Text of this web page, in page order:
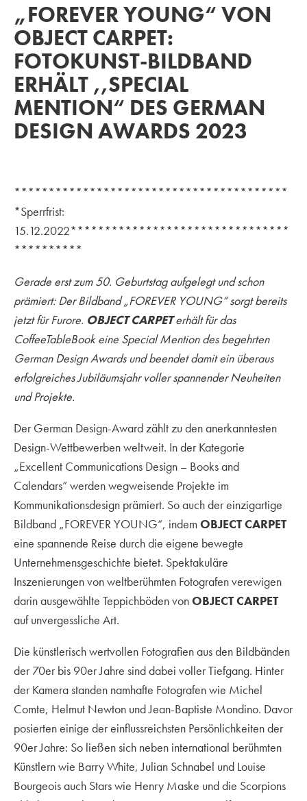
„FOREVER YOUNG“ VON
OBJECT CARPET:
FOTOKUNST-BILDBAND
ERHÄLT ,,SPECIAL
MENTION“ DES GERMAN
DESIGN AWARDS 2023
****************************************
*Sperrfrist:
15.12.2022********************************
**********
Gerade erst zum 50. Geburtstag aufgelegt und schon
prämiert: Der Bildband „FOREVER YOUNG“ sorgt bereits
jetzt für Furore. OBJECT CARPETerhält für das
CoffeeTableBook eine Special Mention des begehrten
German Design Awards und beendet damit ein überaus
erfolgreiches Jubiläumsjahr voller spannender Neuheiten
und Projekte.
Der German Design-Award zählt zu den anerkanntesten
Design-Wettbewerben weltweit. In der Kategorie
„Excellent Communications Design – Books and
Calendars” werden wegweisende Projekte im
Kommunikationsdesign prämiert. So auch der einzigartige
Bildband „FOREVER YOUNG“, indem OBJECT CARPET
eine spannende Reise durch die eigene bewegte
Unternehmensgeschichte bietet. Spektakuläre
Inszenierungen von weltberühmten Fotografen verewigen
darin ausgewählte Teppichböden vonOBJECT CARPET
auf unvergessliche Art.
Die künstlerisch wertvollen Fotografien aus den Bildbänden
der 70er bis 90er Jahre sind dabei voller Tiefgang. Hinter
der Kamera standen namhafte Fotografen wie Michel
Comte, Helmut Newton und Jean-Baptiste Mondino. Davor
posierten einige der einflussreichsten Persönlichkeiten der
90er Jahre: So ließen sich neben international berühmten
Künstlern wie Barry White, Julian Schnabel und Louise
Bourgeois auch Stars wie Henry Maske und die Scorpions